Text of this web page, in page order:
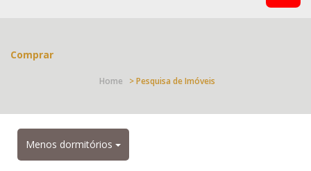
Comprar
Home > Pesquisa de Imóveis
Menos dormitórios